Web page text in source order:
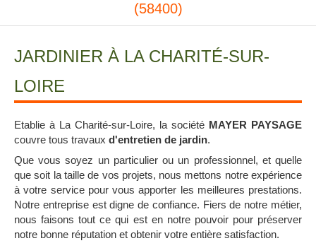
(58400)
JARDINIER À LA CHARITÉ-SUR-
LOIRE
Etablie à La Charité-sur-Loire, la société MAYER PAYSAGE
couvre tous travaux d'entretien de jardin.
Que vous soyez un particulier ou un professionnel, et quelle
que soit la taille de vos projets, nous mettons notre expérience
à votre service pour vous apporter les meilleures prestations.
Notre entreprise est digne de confiance. Fiers de notre métier,
nous faisons tout ce qui est en notre pouvoir pour préserver
notre bonne réputation et obtenir votre entière satisfaction.